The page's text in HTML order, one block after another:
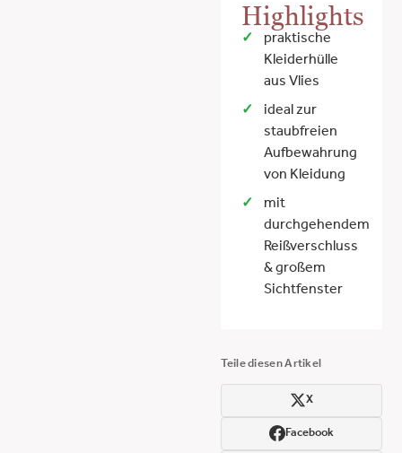
Highlights
praktische
Kleiderhülle
aus Vlies
ideal zur
staubfreien
Aufbewahrung
von Kleidung
mit
durchgehendem
Reißverschluss
& großem
Sichtfenster
Teile diesen Artikel
X
Facebook